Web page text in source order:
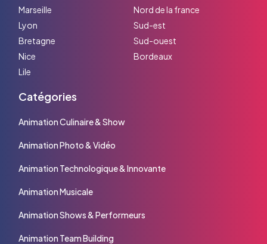
Marseille
Lyon
Bretagne
Nice
Lile
Nord de la france
Sud-est
Sud-ouest
Bordeaux
Catégories
Animation Culinaire & Show
Animation Photo & Vidéo
Animation Technologique & Innovante
Animation Musicale
Animation Shows & Performeurs
Animation Team Building